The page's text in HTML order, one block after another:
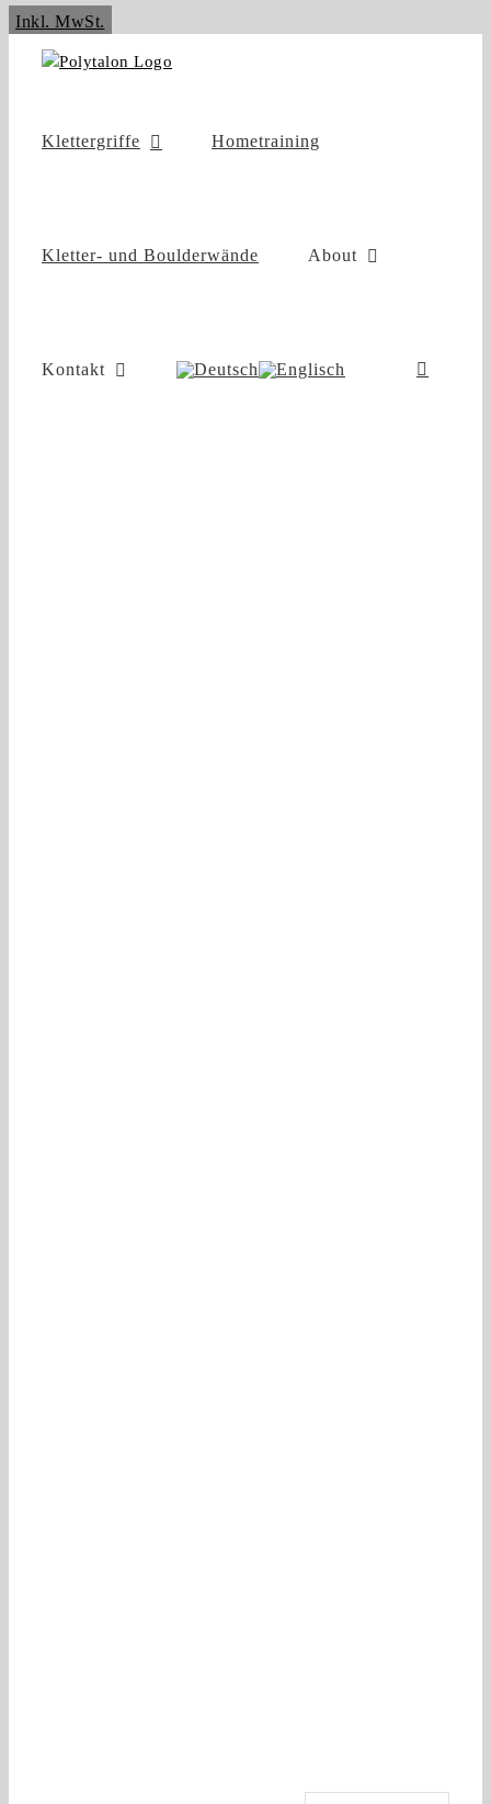
Inkl. MwSt.
springen
Klettergriffe Hometraining
Kletter- und Boulderwände About
Kontakt